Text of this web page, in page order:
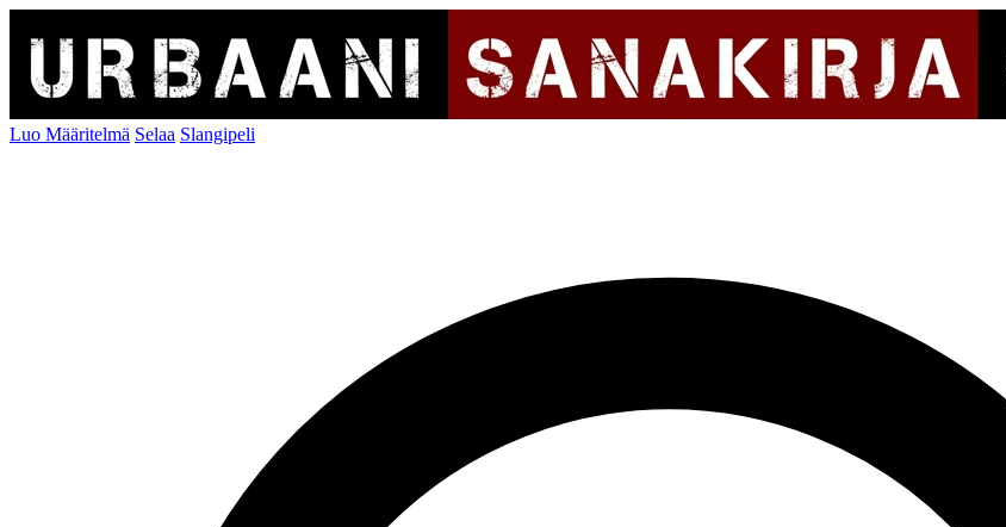
Luo Määritelmä Selaa Slangipeli